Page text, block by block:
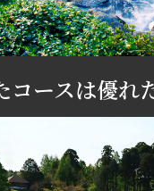
コースは優れ